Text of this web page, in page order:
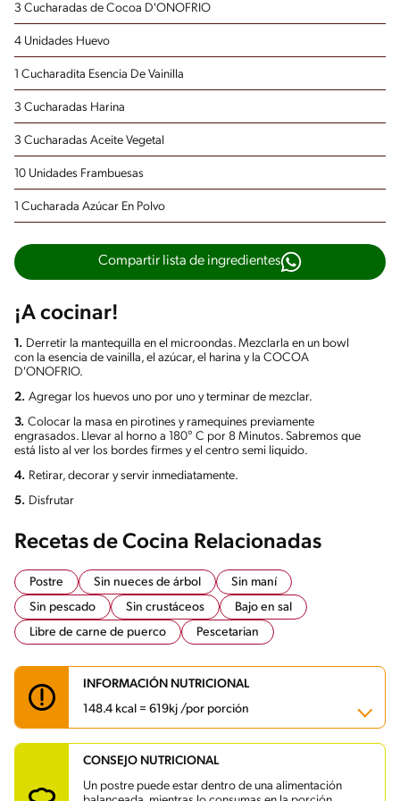
3 Cucharadas de Cocoa D'ONOFRIO
4 Unidades Huevo
1 Cucharadita Esencia De Vainilla
3 Cucharadas Harina
3 Cucharadas Aceite Vegetal
10 Unidades Frambuesas
1 Cucharada Azúcar En Polvo
Compartir lista de ingredientes
¡A cocinar!
1. Derretir la mantequilla en el microondas. Mezclarla en un bowl
con la esencia de vainilla, el azúcar, el harina y la COCOA
D'ONOFRIO.
2. Agregar los huevos uno por uno y terminar de mezclar.
3. Colocar la masa en pirotines y ramequines previamente
engrasados. Llevar al horno a 180° C por 8 Minutos. Sabremos que
está listo al ver los bordes firmes y el centro semi liquido.
4. Retirar, decorar y servir inmediatamente.
5. Disfrutar
Recetas de Cocina Relacionadas
Postre Sin nueces de árbol
Sin maní
Sin pescado
Sin crustáceos
Bajo en sal
Libre de carne de puerco
Pescetarian
INFORMACIÓN NUTRICIONAL
148.4 kcal = 619kj /por porción
Carbohidratos 15.1 g
Energía 148.4 kcal
Grasas 8.2 g
CONSEJO NUTRICIONAL
Un postre puede estar dentro de una alimentación